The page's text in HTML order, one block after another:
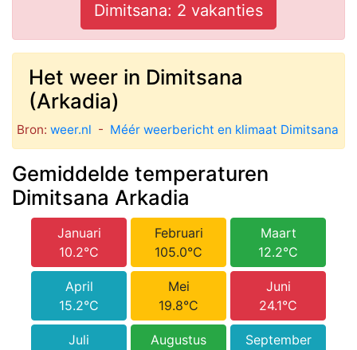
Dimitsana: 2 vakanties
Het weer in Dimitsana
(Arkadia)
Bron: weer.nl - Méér weerbericht en klimaat Dimitsana
Gemiddelde temperaturen
Dimitsana Arkadia
Januari
10.2°C
Februari
105.0°C
Maart
12.2°C
April
15.2°C
Mei
19.8°C
Juni
24.1°C
Juli
Augustus
September